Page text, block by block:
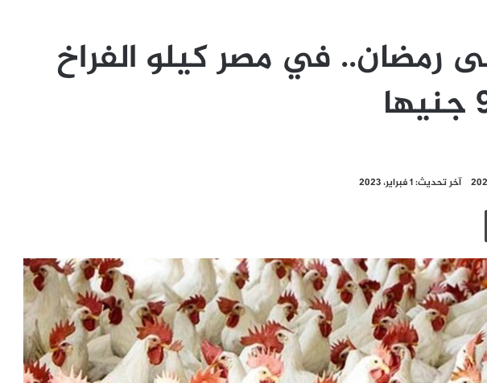
رمضان.. في مصر كيلو الفراخ
آخر تحديث: 1 فبراير، 2023
طباعة